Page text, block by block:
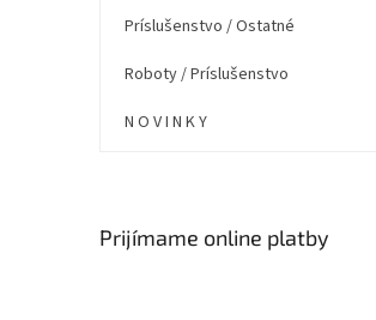
Príslušenstvo / Ostatné
Roboty / Príslušenstvo
N O V I N K Y
Prijímame online platby